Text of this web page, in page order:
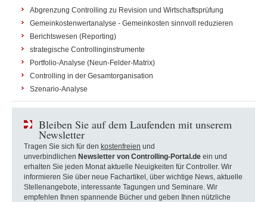
Abgrenzung Controlling zu Revision und Wirtschaftsprüfung
Gemeinkostenwertanalyse - Gemeinkosten sinnvoll reduzieren
Berichtswesen (Reporting)
strategische Controllinginstrumente
Portfolio-Analyse (Neun-Felder-Matrix)
Controlling in der Gesamtorganisation
Szenario-Analyse
Bleiben Sie auf dem Laufenden mit unserem
Newsletter
Tragen Sie sich für den kostenfreien und
unverbindlichen Newsletter von Controlling-Portal.de ein und
erhalten Sie jeden Monat aktuelle Neuigkeiten für Controller. Wir
informieren Sie über neue Fachartikel, über wichtige News, aktuelle
Stellenangebote, interessante Tagungen und Seminare. Wir
empfehlen Ihnen spannende Bücher und geben Ihnen nützliche